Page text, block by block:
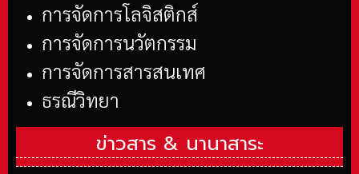
การจัดการโลจิสติกส์
การจัดการนวัตกรรม
การจัดการสารสนเทศ
ธรณีวิทยา
ข่าวสาร & นานาสาระ